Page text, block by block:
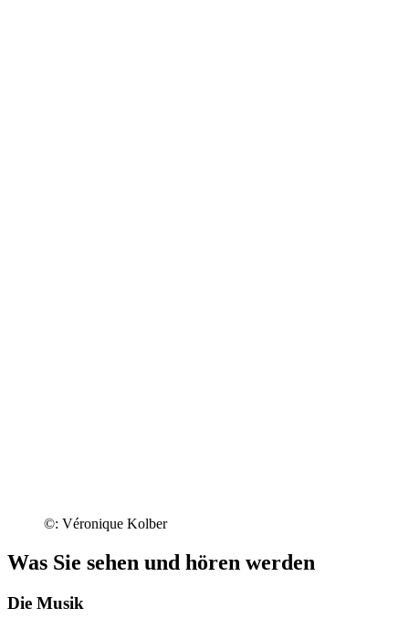
©: Véronique Kolber
Was Sie sehen und hören werden
Die Musik